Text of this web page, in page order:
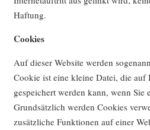
Haftung.
Cookies
Auf dieser Website werden
Cookie ist eine kleine Datei, die auf
gespeichert werden kann, wenn Sie
Grundsätzlich werden Cookies
zusätzliche Funktionen auf einer